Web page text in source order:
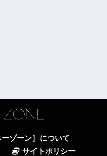
ゾーン］について
サイトポリシー